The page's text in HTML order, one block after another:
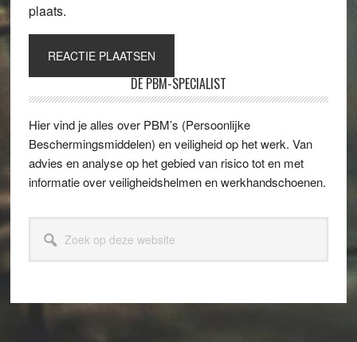
plaats.
Sidebar
DE PBM-SPECIALIST
Hier vind je alles over PBM’s (Persoonlijke
Beschermingsmiddelen) en veiligheid op het werk. Van
advies en analyse op het gebied van risico tot en met
informatie over veiligheidshelmen en werkhandschoenen.
deze